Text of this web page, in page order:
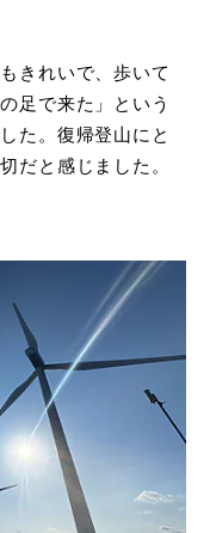
きれいで、歩いて
足で来た」という
た。復帰登山にと
だと感じました。